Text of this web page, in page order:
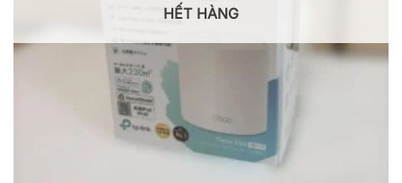
HẾT HÀNG